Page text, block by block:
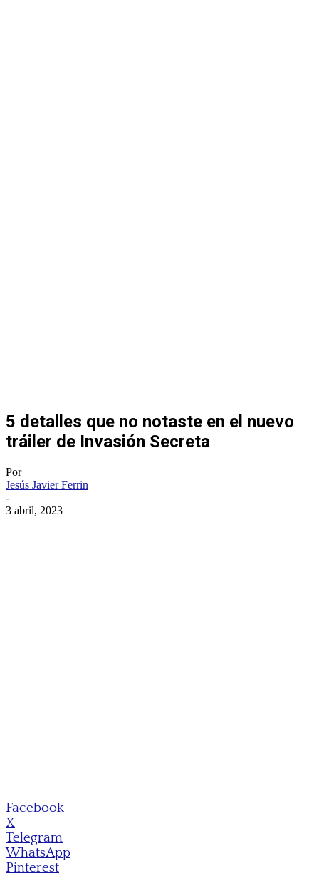
5 detalles que no notaste en el nuevo
tráiler de Invasión Secreta
Por
Jesús Javier Ferrin
-
3 abril, 2023
Facebook
X
Telegram
WhatsApp
Pinterest